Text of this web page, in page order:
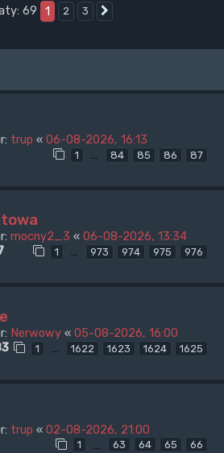
69
1 2 3
trup « 06-08-2026, 16:13
1 … 84 85 86 87
mocny2_3 « 06-08-2026, 13:34
1 … 973 974 975 976
Nerwowy « 05-08-2026, 16:00
1 … 1622 1623 1624 1625
trup « 02-08-2026, 21:00
1 … 63 64 65 66